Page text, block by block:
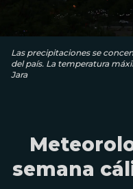
Las precipitaciones se
del país. La temperatura
Jara
semana